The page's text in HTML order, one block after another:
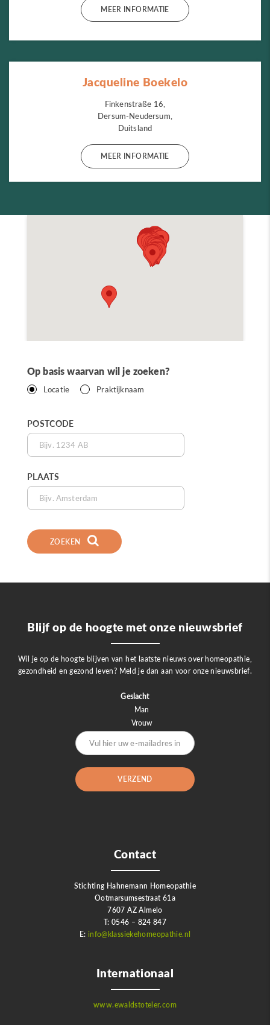
MEER INFORMATIE
Jacqueline Boekelo
Finkenstraße 16,
Dersum-Neudersum,
Duitsland
MEER INFORMATIE
Op basis waarvan wil je zoeken?
Locatie Praktijknaam
POSTCODE
PLAATS
ZOEKEN
Contact
Stichting Hahnemann Homeopathie
Ootmarsumsestraat 61a
7607 AZ Almelo
T: 0546 – 824 847
E: info@klassiekehomeopathie.nl
Internationaal
www.ewaldstoteler.com
Blijf op de hoogte met onze nieuwsbrief
Wil je op de hoogte blijven van het laatste nieuws over homeopathie,
gezondheid en gezond leven? Meld je dan aan voor onze nieuwsbrief.
Geslacht
Man
Vrouw